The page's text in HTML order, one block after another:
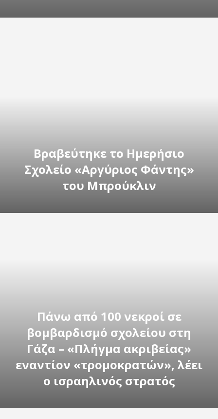
Βραβεύτηκε το Ημερήσιο
Σχολείο «Αργύριος Φάντης»
του Μπρούκλιν
Πάνω από 100 νεκροί σε
βομβαρδισμό σχολείου στη
Γάζα – «Πλήγμα ακριβείας»
εναντίον «τρομοκρατών», λέει
ο ισραηλινός στρατός